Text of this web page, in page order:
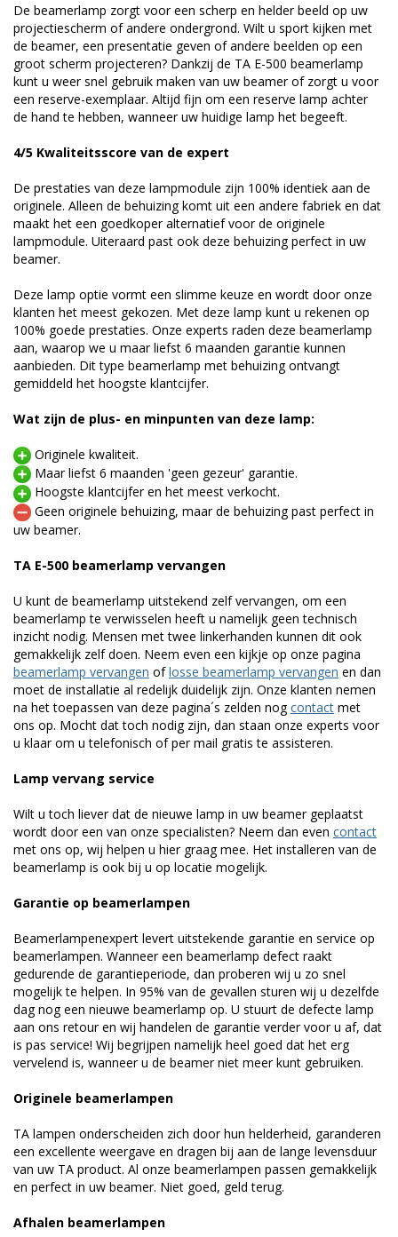
De beamerlamp zorgt voor een scherp en helder beeld op uw
projectiescherm of andere ondergrond. Wilt u sport kijken met
de beamer, een presentatie geven of andere beelden op een
groot scherm projecteren? Dankzij de TA E-500 beamerlamp
kunt u weer snel gebruik maken van uw beamer of zorgt u voor
een reserve-exemplaar. Altijd fijn om een reserve lamp achter
de hand te hebben, wanneer uw huidige lamp het begeeft.
4/5 Kwaliteitsscore van de expert
De prestaties van deze lampmodule zijn 100% identiek aan de
originele. Alleen de behuizing komt uit een andere fabriek en dat
maakt het een goedkoper alternatief voor de originele
lampmodule. Uiteraard past ook deze behuizing perfect in uw
beamer.
Deze lamp optie vormt een slimme keuze en wordt door onze
klanten het meest gekozen. Met deze lamp kunt u rekenen op
100% goede prestaties. Onze experts raden deze beamerlamp
aan, waarop we u maar liefst 6 maanden garantie kunnen
aanbieden. Dit type beamerlamp met behuizing ontvangt
gemiddeld het hoogste klantcijfer.
Wat zijn de plus- en minpunten van deze lamp:
Originele kwaliteit.
Maar liefst 6 maanden 'geen gezeur' garantie.
Hoogste klantcijfer en het meest verkocht.
Geen originele behuizing, maar de behuizing past perfect in
uw beamer.
TA E-500 beamerlamp vervangen
U kunt de beamerlamp uitstekend zelf vervangen, om een
beamerlamp te verwisselen heeft u namelijk geen technisch
inzicht nodig. Mensen met twee linkerhanden kunnen dit ook
gemakkelijk zelf doen. Neem even een kijkje op onze pagina
beamerlamp vervangen oflosse beamerlamp vervangen en dan
moet de installatie al redelijk duidelijk zijn. Onze klanten nemen
na het toepassen van deze pagina´s zelden nogcontact met
ons op. Mocht dat toch nodig zijn, dan staan onze experts voor
u klaar om u telefonisch of per mail gratis te assisteren.
Lamp vervang service
Wilt u toch liever dat de nieuwe lamp in uw beamer geplaatst
wordt door een van onze specialisten? Neem dan even contact
met ons op, wij helpen u hier graag mee. Het installeren van de
beamerlamp is ook bij u op locatie mogelijk.
Garantie op beamerlampen
Beamerlampenexpert levert uitstekende garantie en service op
beamerlampen. Wanneer een beamerlamp defect raakt
gedurende de garantieperiode, dan proberen wij u zo snel
mogelijk te helpen. In 95% van de gevallen sturen wij u dezelfde
dag nog een nieuwe beamerlamp op. U stuurt de defecte lamp
aan ons retour en wij handelen de garantie verder voor u af, dat
is pas service! Wij begrijpen namelijk heel goed dat het erg
vervelend is, wanneer u de beamer niet meer kunt gebruiken.
Originele beamerlampen
TA lampen onderscheiden zich door hun helderheid, garanderen
een excellente weergave en dragen bij aan de lange levensduur
van uw TA product. Al onze beamerlampen passen gemakkelijk
en perfect in uw beamer. Niet goed, geld terug.
Afhalen beamerlampen